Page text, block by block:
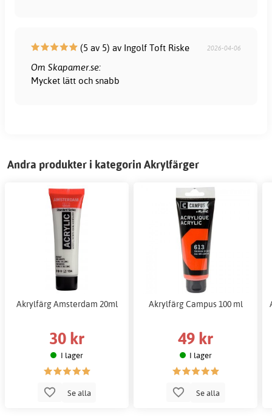
(5 av 5) av Ingolf Toft Riske 2026-04-06
Om Skapamer.se:
Mycket lätt och snabb
Andra produkter i kategorin Akrylfärger
Akrylfärg Amsterdam 20ml
30 kr
I lager
Se alla
Akrylfärg Campus 100 ml
49 kr
I lager
Se alla